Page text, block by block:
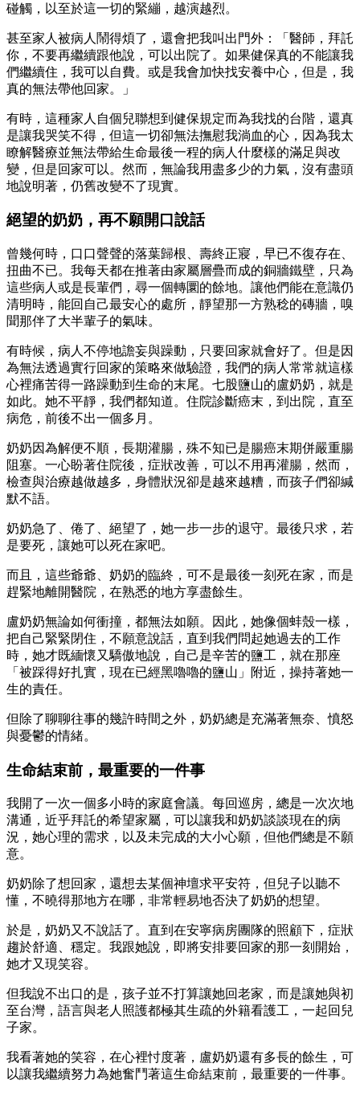
碰觸，以至於這一切的緊繃，越演越烈。
甚至家人被病人鬧得煩了，還會把我叫出門外：「醫師，拜託
你，不要再繼續跟他說，可以出院了。如果健保真的不能讓我
們繼續住，我可以自費。或是我會加快找安養中心，但是，我
真的無法帶他回家。」
有時，這種家人自個兒聯想到健保規定而為我找的台階，還真
是讓我哭笑不得，但這一切卻無法撫慰我淌血的心，因為我太
瞭解醫療並無法帶給生命最後一程的病人什麼樣的滿足與改
變，但是回家可以。然而，無論我用盡多少的力氣，沒有盡頭
地說明著，仍舊改變不了現實。
絕望的奶奶，再不願開口說話
曾幾何時，口口聲聲的落葉歸根、壽終正寢，早已不復存在、
扭曲不已。我每天都在推著由家屬層疊而成的銅牆鐵壁，只為
這些病人或是長輩們，尋一個轉圜的餘地。讓他們能在意識仍
清明時，能回自己最安心的處所，靜望那一方熟稔的磚牆，嗅
聞那伴了大半輩子的氣味。
有時候，病人不停地譫妄與躁動，只要回家就會好了。但是因
為無法透過實行回家的策略來做驗證，我們的病人常常就這樣
心裡痛苦得一路躁動到生命的末尾。七股鹽山的盧奶奶，就是
如此。她不平靜，我們都知道。住院診斷癌末，到出院，直至
病危，前後不出一個多月。
奶奶因為解便不順，長期灌腸，殊不知已是腸癌末期併嚴重腸
阻塞。一心盼著住院後，症狀改善，可以不用再灌腸，然而，
檢查與治療越做越多，身體狀況卻是越來越糟，而孩子們卻緘
默不語。
奶奶急了、倦了、絕望了，她一步一步的退守。最後只求，若
是要死，讓她可以死在家吧。
而且，這些爺爺、奶奶的臨終，可不是最後一刻死在家，而是
趕緊地離開醫院，在熟悉的地方享盡餘生。
盧奶奶無論如何衝撞，都無法如願。因此，她像個蚌殼一樣，
把自己緊緊閉住，不願意說話，直到我們問起她過去的工作
時，她才既緬懷又驕傲地說，自己是辛苦的鹽工，就在那座
「被踩得好扎實，現在已經黑嚕嚕的鹽山」附近，操持著她一
生的責任。
但除了聊聊往事的幾許時間之外，奶奶總是充滿著無奈、憤怒
與憂鬱的情緒。
生命結束前，最重要的一件事
我開了一次一個多小時的家庭會議。每回巡房，總是一次次地
溝通，近乎拜託的希望家屬，可以讓我和奶奶談談現在的病
況，她心理的需求，以及未完成的大小心願，但他們總是不願
意。
奶奶除了想回家，還想去某個神壇求平安符，但兒子以聽不
懂，不曉得那地方在哪，非常輕易地否決了奶奶的想望。
於是，奶奶又不說話了。直到在安寧病房團隊的照顧下，症狀
趨於舒適、穩定。我跟她說，即將安排要回家的那一刻開始，
她才又現笑容。
但我說不出口的是，孩子並不打算讓她回老家，而是讓她與初
至台灣，語言與老人照護都極其生疏的外籍看護工，一起回兒
子家。
我看著她的笑容，在心裡忖度著，盧奶奶還有多長的餘生，可
以讓我繼續努力為她奮鬥著這生命結束前，最重要的一件事。